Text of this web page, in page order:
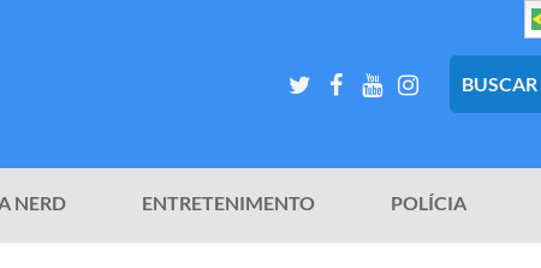
NERD ENTRETENIMENTO POLÍCIA